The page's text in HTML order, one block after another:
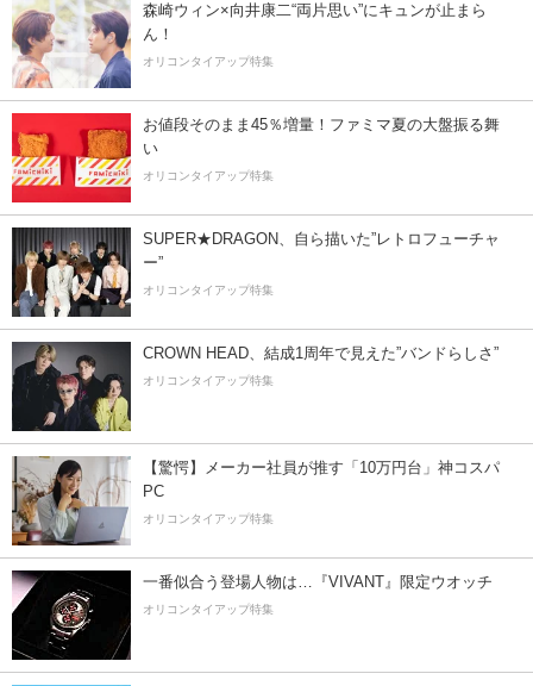
森崎ウィン×向井康二“両片思い”にキュンが止まら
ん！
オリコンタイアップ特集
お値段そのまま45％増量！ファミマ夏の大盤振る舞
い
オリコンタイアップ特集
SUPER★DRAGON、自ら描いた”レトロフューチャ
ー”
オリコンタイアップ特集
CROWN HEAD、結成1周年で見えた”バンドらしさ”
オリコンタイアップ特集
【驚愕】メーカー社員が推す「10万円台」神コスパ
PC
オリコンタイアップ特集
一番似合う登場人物は…『VIVANT』限定ウオッチ
オリコンタイアップ特集